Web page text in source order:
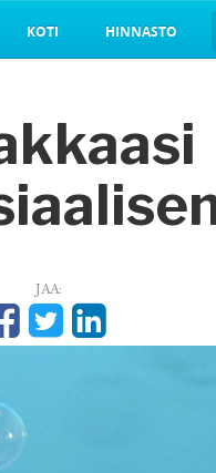
KOTI HINNASTO
JAA: